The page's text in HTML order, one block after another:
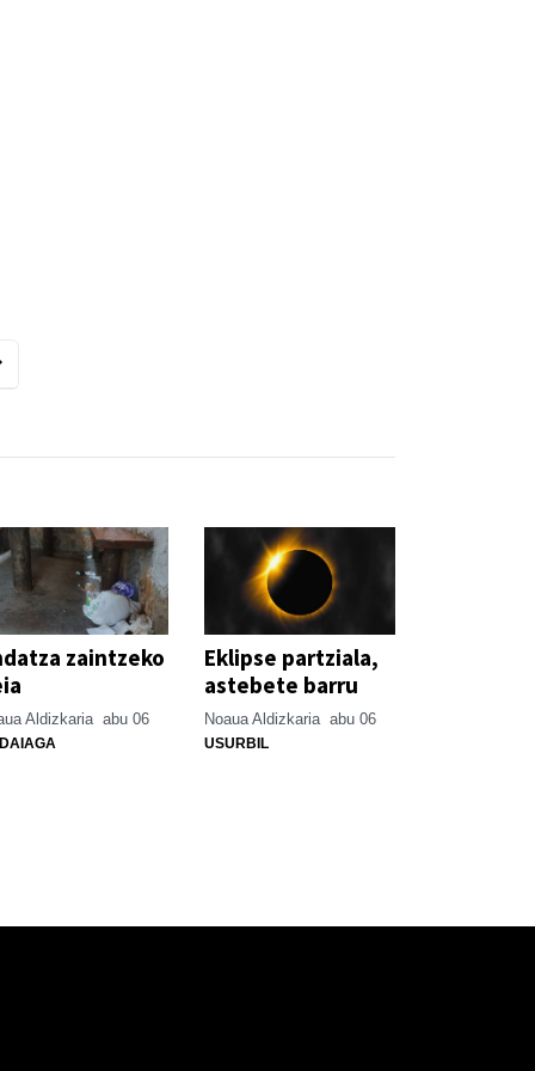
zaintzeko
Aldizkaria abu 06
Eklipse partziala,
astebete barru
Noaua Aldizkaria abu 06
USURBIL